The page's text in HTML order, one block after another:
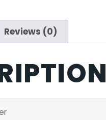
Reviews (0)